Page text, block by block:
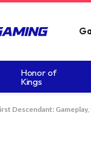
Honor of
Kings
Descendant: